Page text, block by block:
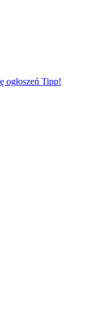
ogłoszeń Tipp!